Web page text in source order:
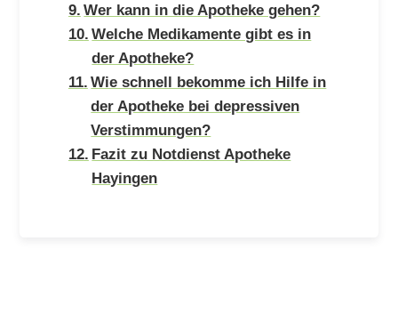
Wer kann in die Apotheke gehen?
Welche Medikamente gibt es in
der Apotheke?
Wie schnell bekomme ich Hilfe in
der Apotheke bei depressiven
Verstimmungen?
Fazit zu Notdienst Apotheke
Hayingen